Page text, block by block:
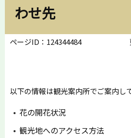
わせ先
ページID：124344484
以下の情報は観光案内所でご案内し
花の開花状況
観光地へのアクセス方法